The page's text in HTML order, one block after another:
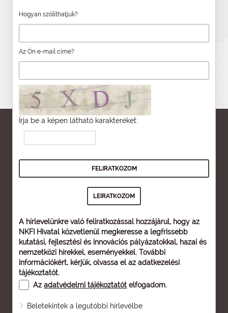
Hogyan szólíthatjuk?
Az Ön e-mail címe?
Írja be a képen látható karaktereket:
A hírlevelünkre való feliratkozással hozzájárul, hogy az
NKFI Hivatal közvetlenül megkeresse a legfrissebb
kutatási, fejlesztési és innovációs pályázatokkal, hazai és
nemzetközi hírekkel, eseményekkel. További
információkért, kérjük, olvassa el az adatkezelési
tájékoztatót.
Az adatvédelmi tájékoztatót elfogadom.
Beletekintek a legutóbbi hírlevélbe